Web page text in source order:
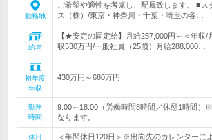
勤務地
ご希望や適性を考慮し、配属致します。 ■ス
ス（株）/東京・神奈川・千葉・埼玉の各…
給与
【★安定の固定給】月給257,000円～＜年収/
収530万円/一般社員（25歳）月給288,000…
初年度
年収
430万円～680万円
勤務
時間
9:00～18:00（労働時間8時間／休憩1時間）
なります。
休日
＜年間休日120日＞※出向先のカレンダー